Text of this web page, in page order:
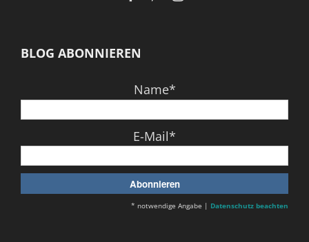
BLOG ABONNIEREN
Name*
E-Mail*
* notwendige Angabe | Datenschutz beachten